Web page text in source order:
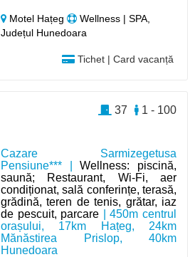
Motel Hațeg
Wellness | SPA,
Județul Hunedoara
Tichet | Card vacanță
Cazare Sarmizegetusa
Pensiune*** |Wellness: piscină,
saună; Restaurant, Wi-Fi, aer
condiționat, sală conferințe, terasă,
grădină, teren de tenis, grătar, iaz
de pescuit, parcare | 450m centrul
orașului, 17km Hațeg, 24km
Mănăstirea Prislop, 40km
Hunedoara
1 - 100
37